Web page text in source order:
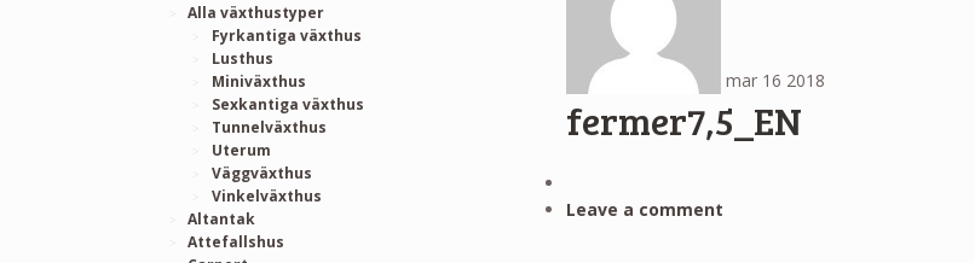
mar 16 2018
fermer7,5_EN
Leave a comment
Alla växthustyper
Fyrkantiga växthus
Lusthus
Miniväxthus
Sexkantiga växthus
Tunnelväxthus
Uterum
Väggväxthus
Vinkelväxthus
Altantak
Attefallshus